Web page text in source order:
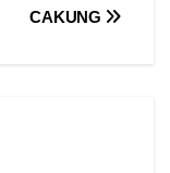
CAKUNG